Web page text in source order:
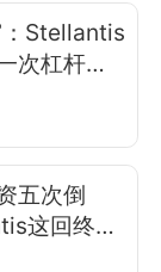
Stellantis
次杠杆加
五次倒
这回终于